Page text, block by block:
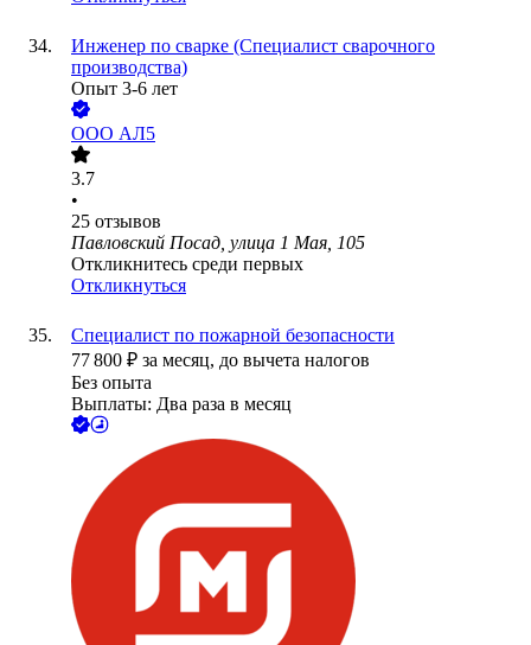
Инженер по сварке (Специалист сварочного
производства)
Опыт 3-6 лет
ООО АЛ5
3.7
•
25 отзывов
Павловский Посад, улица 1 Мая, 105
Откликнитесь среди первых
Откликнуться
Специалист по пожарной безопасности
77 800 ₽ за месяц, до вычета налогов
Без опыта
Выплаты: Два раза в месяц